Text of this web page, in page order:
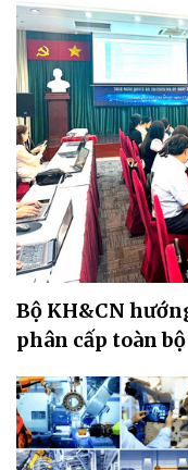
Bộ KH&CN
phân cấp toàn